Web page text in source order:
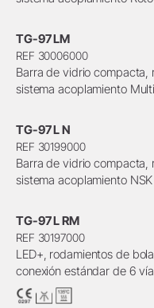
TG-97 LM
REF 30006000
Barra de vidrio compacta,
sistema acoplamiento
TG-97 L N
REF 30199000
Barra de vidrio compacta,
sistema acoplamiento
TG-97 L RM
REF 30197000
LED+, rodamientos de
conexión estándar de 6